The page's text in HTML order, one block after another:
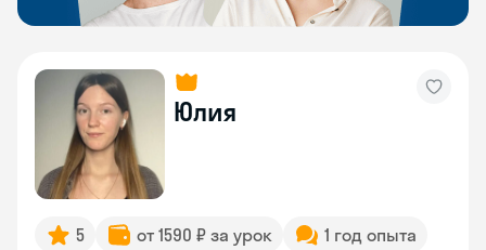
Юлия
5 от 1590 ₽ за урок 1 год опыта